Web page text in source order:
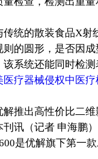
的散装食品X射线
则的圆形，是否因成
该系统还能同时检
医疗器械侵权中医
出高性价比二维
（记者 申海鹏）6
是优解旗下第一